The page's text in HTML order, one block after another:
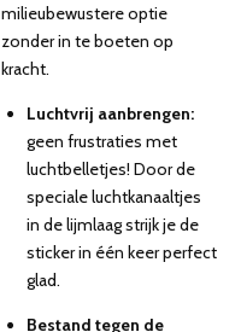
milieubewustere optie
zonder in te boeten op
kracht.
Luchtvrij aanbrengen:
geen frustraties met
luchtbelletjes! Door de
speciale luchtkanaaltjes
in de lijmlaag strijk je de
sticker in één keer perfect
glad.
Bestand tegen de